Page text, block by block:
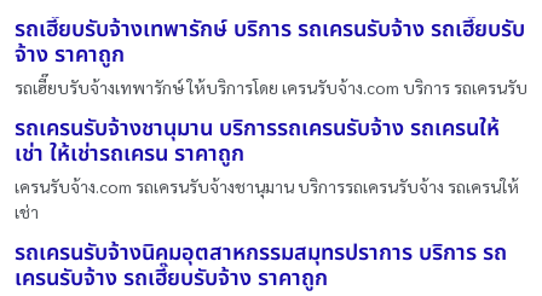
รถเฮี๊ยบรับจ้างเทพารักษ์ บริการ รถเครนรับจ้าง รถเฮี๊ยบรับ
จ้าง ราคาถูก
รถเฮี๊ยบรับจ้างเทพารักษ์ ให้บริการโดย เครนรับจ้าง.com บริการ รถเครนรับ
รถเครนรับจ้างชานุมาน บริการรถเครนรับจ้าง รถเครนให้
เช่า ให้เช่ารถเครน ราคาถูก
เครนรับจ้าง.com รถเครนรับจ้างชานุมาน บริการรถเครนรับจ้าง รถเครนให้
เช่า
รถเครนรับจ้างนิคมอุตสาหกรรมสมุทรปราการ บริการ รถ
เครนรับจ้าง รถเฮี๊ยบรับจ้าง ราคาถูก